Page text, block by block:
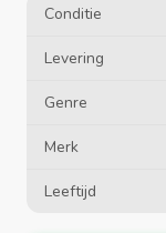
Conditie
Levering
Genre
Merk
Leeftijd